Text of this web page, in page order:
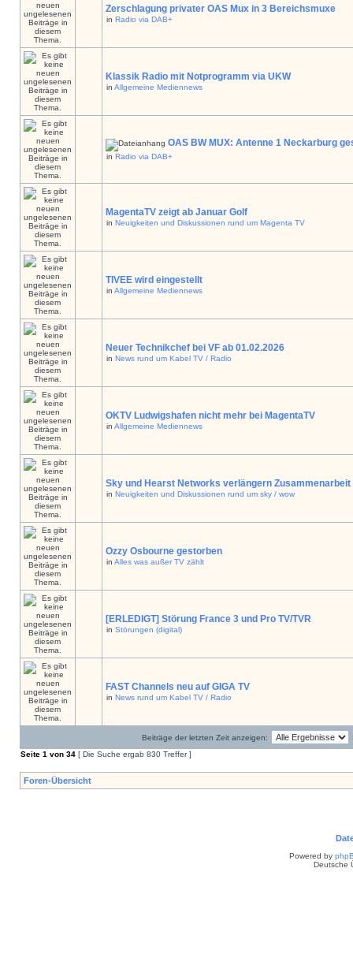
Zerschlagung privater OAS Mux in 3 Bereichsmuxe
in Radio via DAB+
Klassik Radio mit Notprogramm via UKW
in Allgemeine Mediennews
OAS BW MUX: Antenne 1 Neckarburg
in Radio via DAB+
MagentaTV zeigt ab Januar Golf
in Neuigkeiten und Diskussionen rund um Magenta TV
TIVEE wird eingestellt
in Allgemeine Mediennews
Neuer Technikchef bei VF ab 01.02.2026
in News rund um Kabel TV / Radio
OKTV Ludwigshafen nicht mehr bei MagentaTV
in Allgemeine Mediennews
Sky und Hearst Networks verlängern Zusammenarbeit
in Neuigkeiten und Diskussionen rund um sky / wow
Ozzy Osbourne gestorben
in Alles was außer TV zählt
[ERLEDIGT] Störung France 3 und Pro TV/TVR
in Störungen (digital)
FAST Channels neu auf GIGA TV
in News rund um Kabel TV / Radio
Beiträge der letzten Zeit anzeigen:
Seite 1 von 34 [ Die Suche ergab 830 Treffer ]
Foren-Übersicht
Powered by
Deutsche